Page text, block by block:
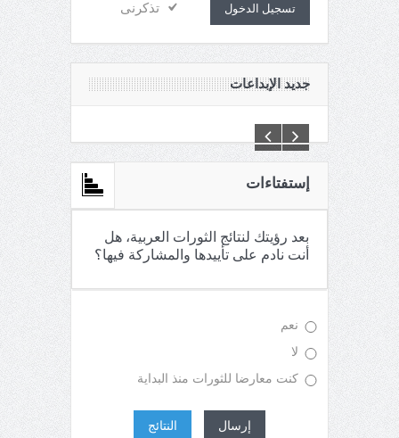
تسجيل الدخول تذكرنى
جديد الإبداعات
إستفتاءات
بعد رؤيتك لنتائج الثورات العربية، هل
أنت نادم على تأييدها والمشاركة فيها؟
نعم
لا
كنت معارضا للثورات منذ البداية
إرسال النتائج